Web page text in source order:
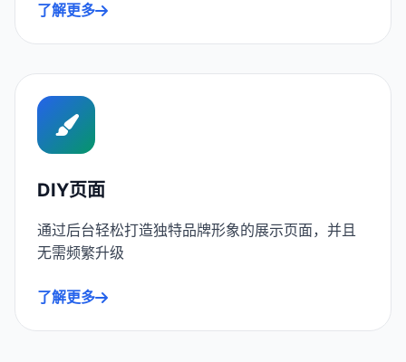
了解更多
DIY页面
通过后台轻松打造独特品牌形象的展示页面，并且
无需频繁升级
了解更多